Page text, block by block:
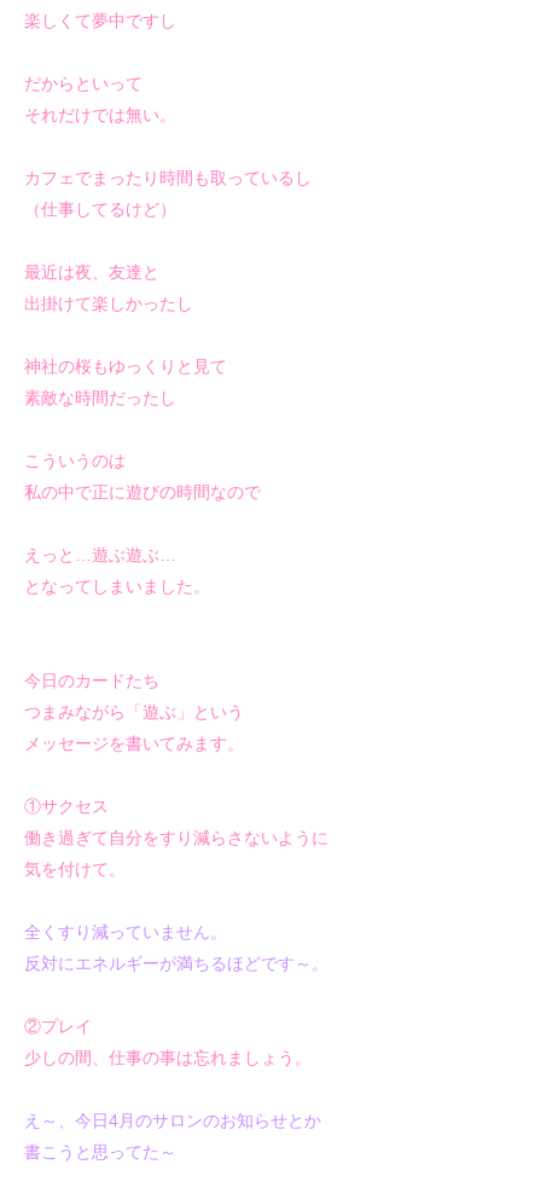
楽しくて夢中ですし
だからといって
それだけでは無い。
カフェでまったり時間も取っているし
（仕事してるけど）
最近は夜、友達と
出掛けて楽しかったし
神社の桜もゆっくりと見て
素敵な時間だったし
こういうのは
私の中で正に遊びの時間なので
えっと…遊ぶ遊ぶ…
となってしまいました。
今日のカードたち
つまみながら「遊ぶ」という
メッセージを書いてみます。
①サクセス
働き過ぎて自分をすり減らさないように
気を付けて。
全くすり減っていません。
反対にエネルギーが満ちるほどです～。
②プレイ
少しの間、仕事の事は忘れましょう。
え～、今日4月のサロンのお知らせとか
書こうと思ってた～